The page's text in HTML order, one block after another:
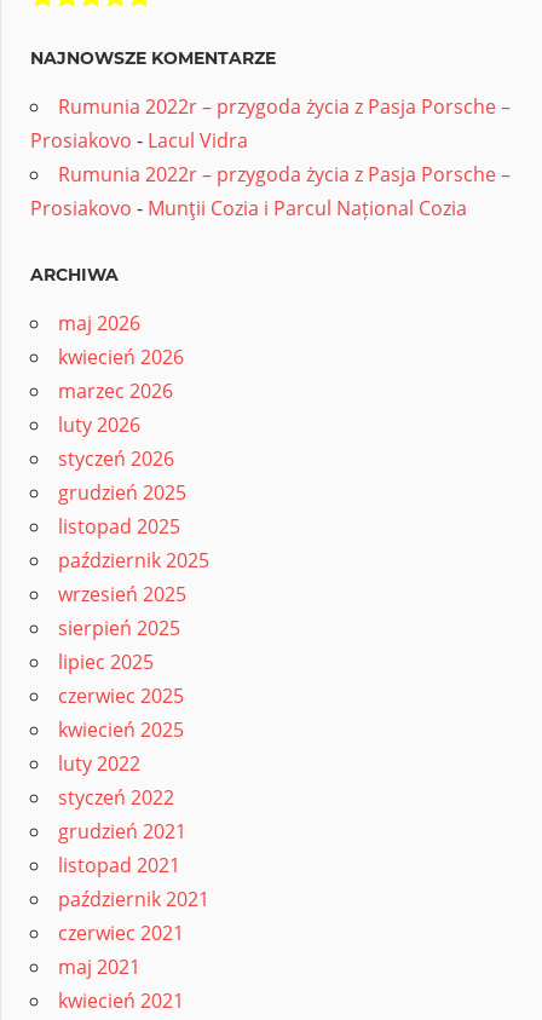
NAJNOWSZE KOMENTARZE
Rumunia 2022r – przygoda życia z Pasja Porsche –
Prosiakovo - Lacul Vidra
Rumunia 2022r – przygoda życia z Pasja Porsche –
Prosiakovo - Munţii Cozia i Parcul Național Cozia
ARCHIWA
maj 2026
kwiecień 2026
marzec 2026
luty 2026
styczeń 2026
grudzień 2025
listopad 2025
październik 2025
wrzesień 2025
sierpień 2025
lipiec 2025
czerwiec 2025
kwiecień 2025
luty 2022
styczeń 2022
grudzień 2021
listopad 2021
październik 2021
czerwiec 2021
maj 2021
kwiecień 2021